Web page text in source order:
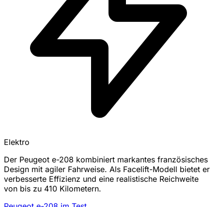
Elektro
Der Peugeot e-208 kombiniert markantes französisches
Design mit agiler Fahrweise. Als Facelift-Modell bietet er
verbesserte Effizienz und eine realistische Reichweite
von bis zu 410 Kilometern.